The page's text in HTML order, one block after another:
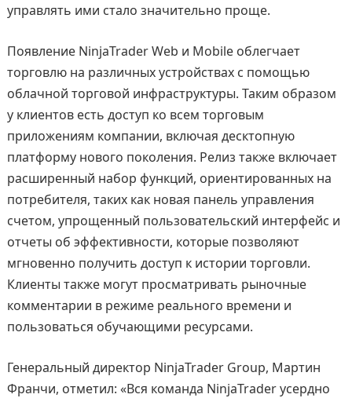
управлять ими стало значительно проще.
Появление NinjaTrader Web и Mobile облегчает
торговлю на различных устройствах с помощью
облачной торговой инфраструктуры. Таким образом
у клиентов есть доступ ко всем торговым
приложениям компании, включая десктопную
платформу нового поколения. Релиз также включает
расширенный набор функций, ориентированных на
потребителя, таких как новая панель управления
счетом, упрощенный пользовательский интерфейс и
отчеты об эффективности, которые позволяют
мгновенно получить доступ к истории торговли.
Клиенты также могут просматривать рыночные
комментарии в режиме реального времени и
пользоваться обучающими ресурсами.
Генеральный директор NinjaTrader Group, Мартин
Франчи, отметил: «Вся команда NinjaTrader усердно